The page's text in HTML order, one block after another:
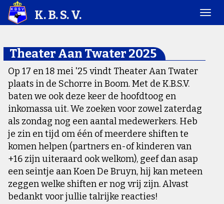
K. B. S. V.
Theater Aan Twater 2025
Op 17 en 18 mei '25 vindt Theater Aan Twater
plaats in de Schorre in Boom. Met de K.B.S.V.
baten we ook deze keer de hoofdtoog en
inkomassa uit. We zoeken voor zowel zaterdag
als zondag nog een aantal medewerkers. Heb
je zin en tijd om één of meerdere shiften te
komen helpen (partners en-of kinderen van
+16 zijn uiteraard ook welkom), geef dan asap
een seintje aan Koen De Bruyn, hij kan meteen
zeggen welke shiften er nog vrij zijn. Alvast
bedankt voor jullie talrijke reacties!